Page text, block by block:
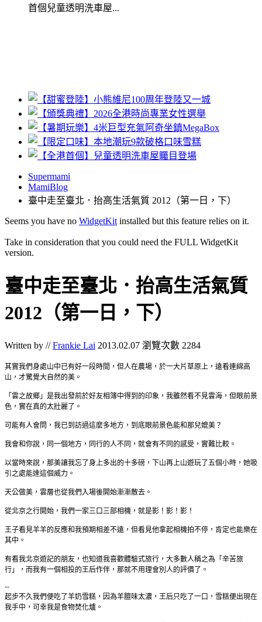
首個兒童透明洗車屋...
Supermami
MamiBlog
臺中走至臺北．抬高生活氣質 2012（第一日，下）
Seems you have no WidgetKit installed but this feature relies on it.
Take in consideration that you could need the FULL WidgetKit
version.
臺中走至臺北．抬高生活氣質
2012（第一日，下）
Written by //Frankie Lai 2013.02.07 瀏覽次數 2284
其實我們身處山中已有好一段時間，但人在農場，於一大片草原上，遠看連綿高
山，才驚覺大自然的美。
「雲之故鄉」是我出發前於好友相簿中得到的印象，我雖然看不見雲海，但眼前景
色，實在真的太壯麗了。
可能有人會問，我已到訪過這麼多地方，到底眼前景色能和那兒媲美？
我會和你說，同一個地方，同行的人不同，就會有不同的感受，實難比較。
以當時來說，那美讓我忘了身上多出的十多磅，下山再上山遊玩了五個小時，她吸
引之處能達這個威力。
天公做美，雲層也從我們入場後開始漸漸散去。
從北京之行開始，我們一家三口三部相機，就是影！影！影！
王子看見羊羊的反應和我預期相差不遠，但看見他拿起相機拍不停，肯定也能樂在
其中。
有看我北京遊記的朋友，也知道我喜歡體驗式旅行，大多數人稱之為「辛苦旅
行」，而我有一個相投的王后作伴，那就不用理會別人的評價了。
--
起步不久我們便吃了羊奶雪糕，因為羊膻味太濃，王后只吃了一口，雪糕便出現在
我手中，可幸我是食物焚化爐。